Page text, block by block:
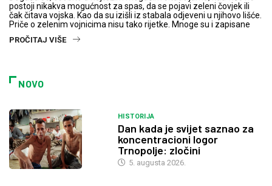
postoji nikakva mogućnost za spas, da se pojavi zeleni čovjek ili
čak čitava vojska. Kao da su izišli iz stabala odjeveni u njihovo lišće.
Priče o zelenim vojnicima nisu tako rijetke. Mnoge su i zapisane
PROČITAJ VIŠE
NOVO
HISTORIJA
Dan kada je svijet saznao za
koncentracioni logor
Trnopolje: zločini
5. augusta 2026.